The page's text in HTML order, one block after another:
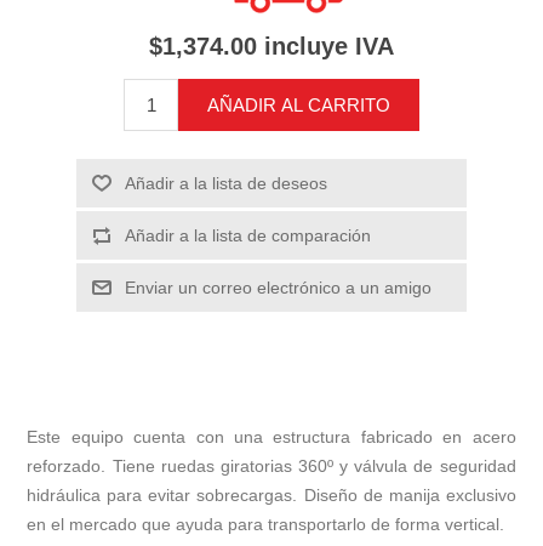
$1,374.00 incluye IVA
AÑADIR AL CARRITO
Añadir a la lista de deseos
Añadir a la lista de comparación
Enviar un correo electrónico a un amigo
Este equipo cuenta con una estructura fabricado en acero
reforzado. Tiene ruedas giratorias 360º y válvula de seguridad
hidráulica para evitar sobrecargas. Diseño de manija exclusivo
en el mercado que ayuda para transportarlo de forma vertical.